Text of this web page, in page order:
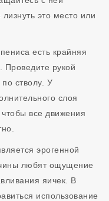
это место или
есть крайняя
Проведите рукой
стволу. У
слоя
чтобы все движения
эрогенной
любят ощущение
яичек. В
использование